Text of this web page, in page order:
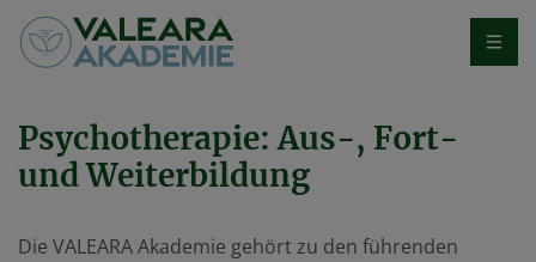
Psychotherapie: Aus-, Fort-
und Weiterbildung
Die VALEARA Akademie gehört zu den führenden